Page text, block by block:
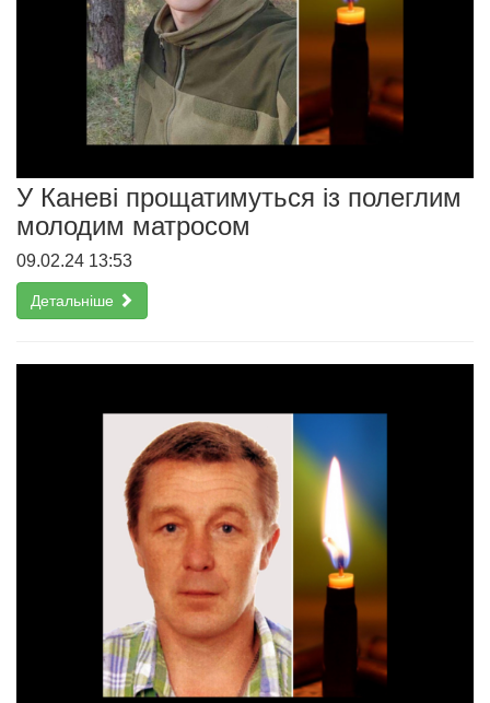
У Каневі прощатимуться із полеглим
молодим матросом
09.02.24 13:53
Детальніше